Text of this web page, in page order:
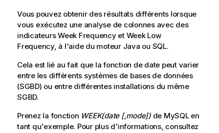
Vous pouvez obtenir des résultats différents lorsque
vous exécutez une analyse de colonnes avec des
indicateurs Week Frequency et Week Low
Frequency, à l'aide du moteur Java ou SQL.
Cela est lié au fait que la fonction de date peut varier
entre les différents systèmes de bases de données
(SGBD) ou entre différentes installations du même
SGBD.
Prenez la fonction WEEK(date [,mode]) de MySQL en
tant qu'exemple. Pour plus d'informations, consultez